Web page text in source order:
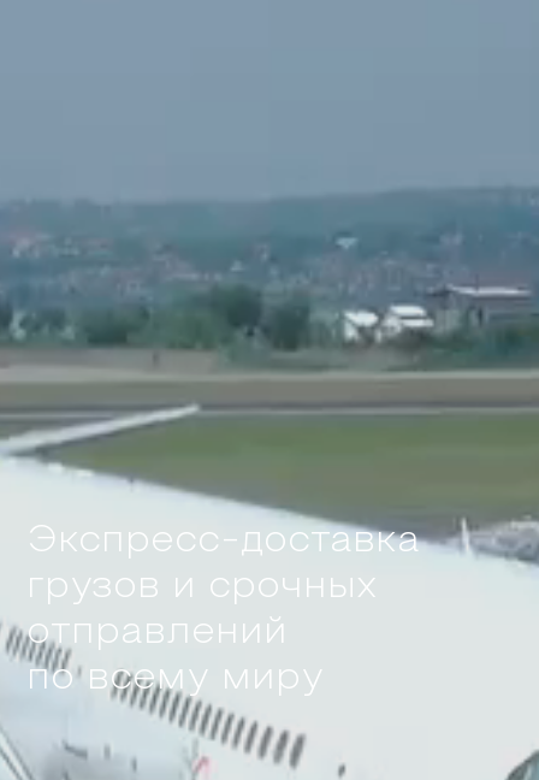
Экспресс-доставка
грузов и срочных
отправлений
по всему миру